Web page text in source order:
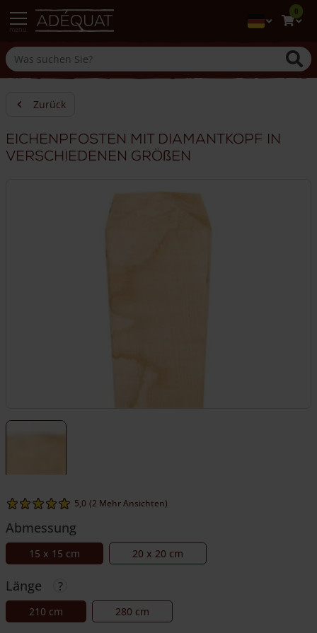
0
Zurück
Eichenpfosten mit Diamantkopf in
verschiedenen Größen
5,0 (2 Mehr Ansichten)
Abmessung
15 x 15 cm 20 x 20 cm
Länge
210 cm 280 cm